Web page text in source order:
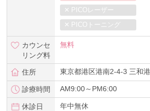
PICOレーザー
PICOトーニング
カウンセ
リング料
無料
住所 東京都港区港南2-4-3 三和
診療時間 AM9:00～PM6:00
休診日 年中無休